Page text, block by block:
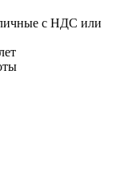
с НДС или